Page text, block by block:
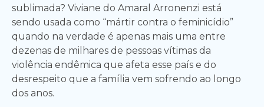
sublimada? Viviane do Amaral Arronenzi está
sendo usada como “mártir contra o feminicídio”
quando na verdade é apenas mais uma entre
dezenas de milhares de pessoas vítimas da
violência endêmica que afeta esse país e do
desrespeito que a família vem sofrendo ao longo
dos anos.